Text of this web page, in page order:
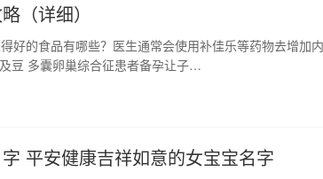
（详细）
好的食品有哪些？医生通常会使用补佳乐等药物去增加
豆 多囊卵巢综合征患者备孕让子…
平安健康吉祥如意的女宝宝名字